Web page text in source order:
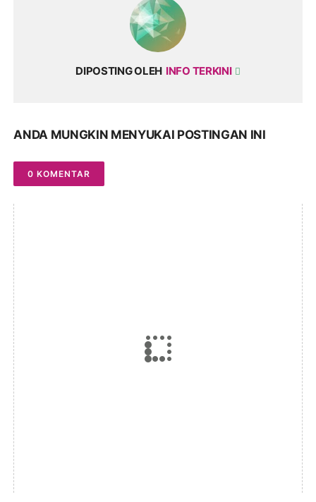
DIPOSTING OLEH INFO TERKINI
ANDA MUNGKIN MENYUKAI POSTINGAN INI
0 KOMENTAR